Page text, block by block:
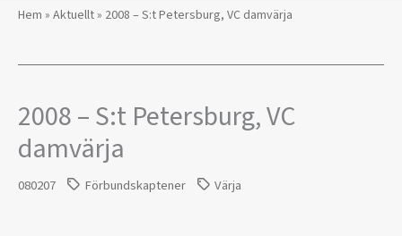
Hem » Aktuellt» 2008 – S:t Petersburg, VC damvärja
2008 – S:t Petersburg, VC
damvärja
080207 Förbundskaptener Värja